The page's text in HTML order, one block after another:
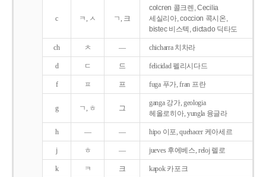
c ㅋ, ㅅ ㄱ, 크
colcren 콜크렌, Cecilia
세실리아, coccion 콕시온,
bistec 비스텍, dictado 딕타도
ch ㅊ ― chicharra 치차라
d ㄷ 드 felicidad 펠리시다드
f ㅍ 프 fuga 푸가, fran 프란
g ㄱ, ㅎ 그
ganga 강가, geologia
헤올로히아, yungla 융글라
h ― ― hipo 이포, quehacer 케아세르
j ㅎ ― jueves 후에베스, reloj 렐로
k ㅋ 크 kapok 카포크